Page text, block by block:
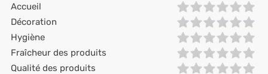
Accueil
Décoration
Hygiène
Fraîcheur des produits
Qualité des produits